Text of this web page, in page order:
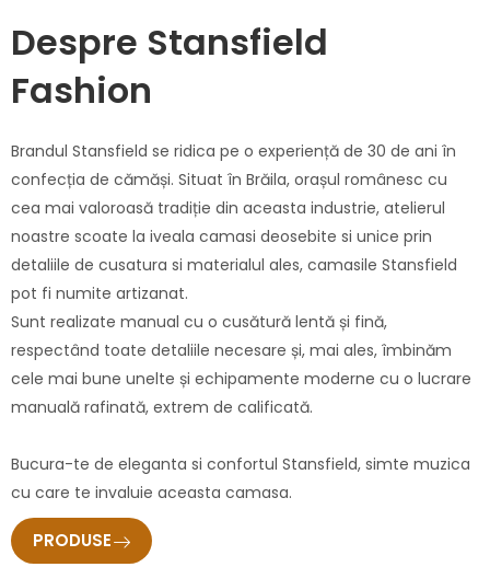
Despre Stansfield
Fashion
Brandul Stansfield se ridica pe o experiență de 30 de ani în
confecția de cămăși. Situat în Brăila, orașul românesc cu
cea mai valoroasă tradiție din aceasta industrie, atelierul
noastre scoate la iveala camasi deosebite si unice prin
detaliile de cusatura si materialul ales, camasile Stansfield
pot fi numite artizanat.
Sunt realizate manual cu o cusătură lentă și fină,
respectând toate detaliile necesare și, mai ales, îmbinăm
cele mai bune unelte și echipamente moderne cu o lucrare
manuală rafinată, extrem de calificată.
Bucura-te de eleganta si confortul Stansfield, simte muzica
cu care te invaluie aceasta camasa.
PRODUSE